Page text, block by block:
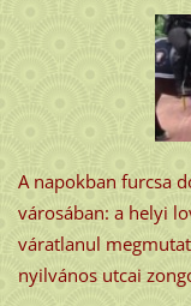
A napokban furcsa
városában: a helyi
váratlanul
nyilvános utcai